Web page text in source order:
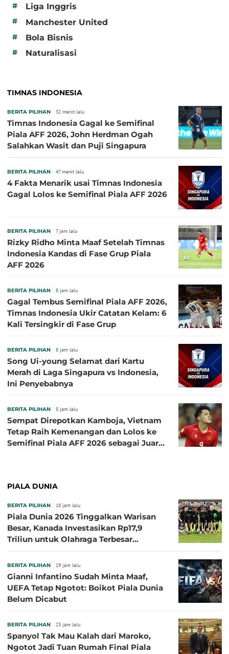
# Liga Inggris
# Manchester United
# Bola Bisnis
# Naturalisasi
TIMNAS INDONESIA
BERITA PILIHAN 32 menit lalu
Timnas Indonesia Gagal ke Semifinal
Piala AFF 2026, John Herdman Ogah
Salahkan Wasit dan Puji Singapura
BERITA PILIHAN 47 menit lalu
4 Fakta Menarik usai Timnas Indonesia
Gagal Lolos ke Semifinal Piala AFF 2026
BERITA PILIHAN 7 jam lalu
Rizky Ridho Minta Maaf Setelah Timnas
Indonesia Kandas di Fase Grup Piala
AFF 2026
BERITA PILIHAN 8 jam lalu
Gagal Tembus Semifinal Piala AFF 2026,
Timnas Indonesia Ukir Catatan Kelam: 6
Kali Tersingkir di Fase Grup
BERITA PILIHAN 8 jam lalu
Song Ui-young Selamat dari Kartu
Merah di Laga Singapura vs Indonesia,
Ini Penyebabnya
BERITA PILIHAN 8 jam lalu
Sempat Direpotkan Kamboja, Vietnam
Tetap Raih Kemenangan dan Lolos ke
Semifinal Piala AFF 2026 sebagai Juara
PIALA DUNIA
BERITA PILIHAN 18 jam lalu
Piala Dunia 2026 Tinggalkan Warisan
Besar, Kanada Investasikan Rp17,9
Triliun untuk Olahraga Terbesar
BERITA PILIHAN 19 jam lalu
Gianni Infantino Sudah Minta Maaf,
UEFA Tetap Ngotot: Boikot Piala Dunia
Belum Dicabut
BERITA PILIHAN 23 jam lalu
Spanyol Tak Mau Kalah dari Maroko,
Ngotot Jadi Tuan Rumah Final Piala